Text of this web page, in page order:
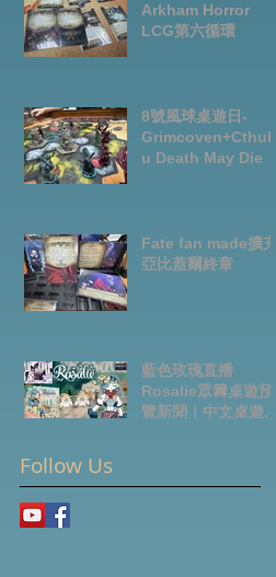
Arkham Horror
LCG第六循環
8號風球桌遊日-
Grimcoven+Cthulh
u Death May Die
Fate fan made擴充-
亞比蓋爾終章
藍色玫瑰直播
Rosalie眾籌桌遊預
覽新聞｜中文桌遊節
Follow Us